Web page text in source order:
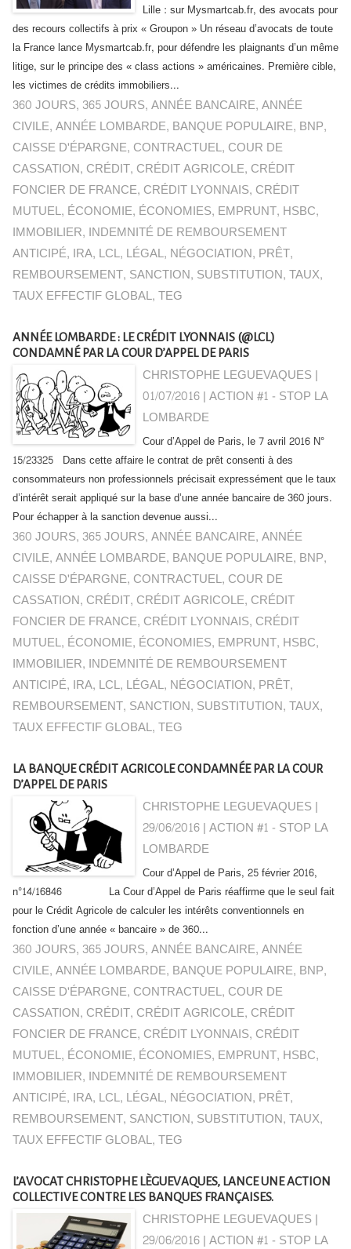
Lille : sur Mysmartcab.fr, des avocats pour
des recours collectifs à prix « Groupon » Un réseau d’avocats de toute
la France lance Mysmartcab.fr, pour défendre les plaignants d’un même
litige, sur le principe des « class actions » américaines. Première cible,
les victimes de crédits immobiliers...
360 JOURS, 365 JOURS,ANNÉE BANCAIRE,ANNÉE
CIVILE,ANNÉE LOMBARDE, BANQUE POPULAIRE, BNP,
CAISSE D'ÉPARGNE, CONTRACTUEL, COUR DE
CASSATION, CRÉDIT, CRÉDIT AGRICOLE, CRÉDIT
FONCIER DE FRANCE, CRÉDIT LYONNAIS, CRÉDIT
MUTUEL, ÉCONOMIE, ÉCONOMIES, EMPRUNT, HSBC,
IMMOBILIER, INDEMNITÉ DE REMBOURSEMENT
ANTICIPÉ, IRA, LCL, LÉGAL, NÉGOCIATION, PRÊT,
REMBOURSEMENT, SANCTION, SUBSTITUTION,TAUX,
TAUX EFFECTIF GLOBAL,TEG
ANNÉE LOMBARDE : LE CRÉDIT LYONNAIS (@LCL)
CONDAMNÉ PAR LA COUR D’APPEL DE PARIS
CHRISTOPHE LEGUEVAQUES |
01/07/2016|ACTION #1 - STOP LA
LOMBARDE
Cour d’Appel de Paris, le 7 avril 2016 N°
15/23325 Dans cette affaire le contrat de prêt consenti à des
consommateurs non professionnels précisait expressément que le taux
d’intérêt serait appliqué sur la base d’une année bancaire de 360 jours.
Pour échapper à la sanction devenue aussi...
360 JOURS, 365 JOURS,ANNÉE BANCAIRE,ANNÉE
CIVILE,ANNÉE LOMBARDE, BANQUE POPULAIRE, BNP,
CAISSE D'ÉPARGNE, CONTRACTUEL, COUR DE
CASSATION, CRÉDIT, CRÉDIT AGRICOLE, CRÉDIT
FONCIER DE FRANCE, CRÉDIT LYONNAIS, CRÉDIT
MUTUEL, ÉCONOMIE, ÉCONOMIES, EMPRUNT, HSBC,
IMMOBILIER, INDEMNITÉ DE REMBOURSEMENT
ANTICIPÉ, IRA, LCL, LÉGAL, NÉGOCIATION, PRÊT,
REMBOURSEMENT, SANCTION, SUBSTITUTION,TAUX,
TAUX EFFECTIF GLOBAL,TEG
LA BANQUE CRÉDIT AGRICOLE CONDAMNÉE PAR LA COUR
D’APPEL DE PARIS
CHRISTOPHE LEGUEVAQUES |
29/06/2016|ACTION #1 - STOP LA
LOMBARDE
Cour d’Appel de Paris, 25 février 2016,
n°14/16846 La Cour d’Appel de Paris réaffirme que le seul fait
pour le Crédit Agricole de calculer les intérêts conventionnels en
fonction d’une année « bancaire » de 360...
360 JOURS, 365 JOURS,ANNÉE BANCAIRE,ANNÉE
CIVILE,ANNÉE LOMBARDE, BANQUE POPULAIRE, BNP,
CAISSE D'ÉPARGNE, CONTRACTUEL, COUR DE
CASSATION, CRÉDIT, CRÉDIT AGRICOLE, CRÉDIT
FONCIER DE FRANCE, CRÉDIT LYONNAIS, CRÉDIT
MUTUEL, ÉCONOMIE, ÉCONOMIES, EMPRUNT, HSBC,
IMMOBILIER, INDEMNITÉ DE REMBOURSEMENT
ANTICIPÉ, IRA, LCL, LÉGAL, NÉGOCIATION, PRÊT,
REMBOURSEMENT, SANCTION, SUBSTITUTION,TAUX,
TAUX EFFECTIF GLOBAL,TEG
L’AVOCAT CHRISTOPHE LÈGUEVAQUES, LANCE UNE ACTION
COLLECTIVE CONTRE LES BANQUES FRANÇAISES.
CHRISTOPHE LEGUEVAQUES |
29/06/2016|ACTION #1 - STOP LA